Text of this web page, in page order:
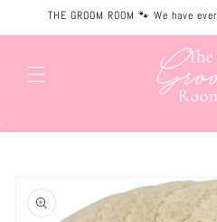
naar de
content
THE GROOM ROOM 🐾 We have
.